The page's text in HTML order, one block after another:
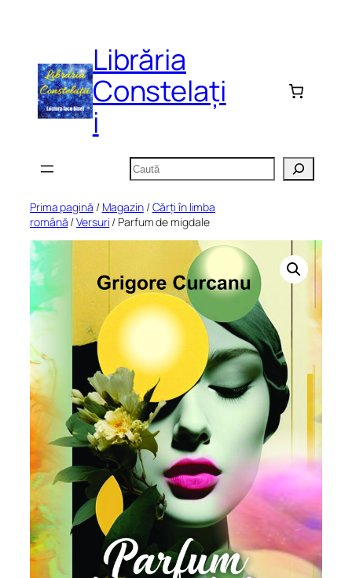
Librăria
Constelați
i
Caută
Prima pagină / Magazin/Cărți în limba
română /Versuri / Parfum de migdale